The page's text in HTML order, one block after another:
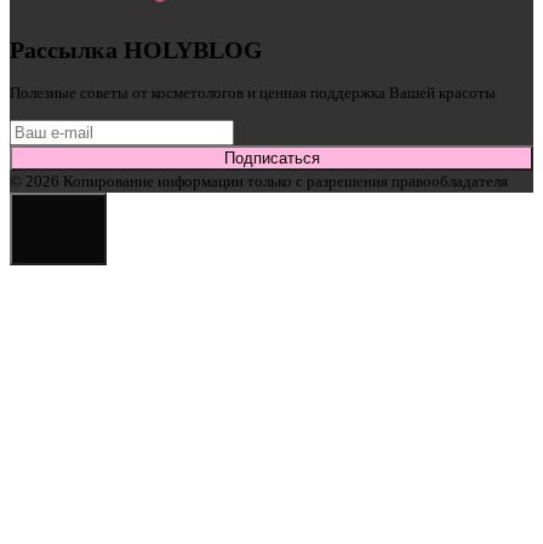
Рассылка HOLYBLOG
Полезные советы от косметологов и ценная поддержка Вашей красоты
Подписаться
© 2026 Копирование информации только с разрешения правообладателя